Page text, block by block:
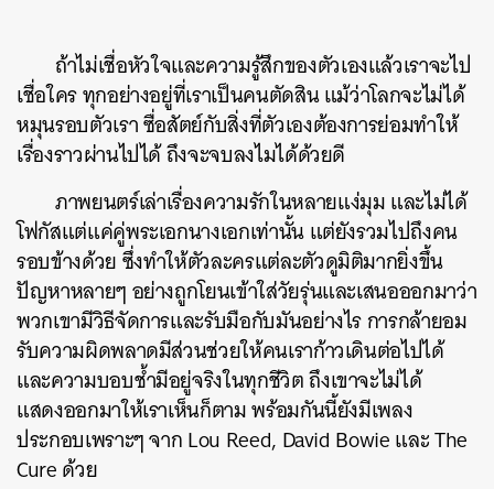
ถ้าไม่เชื่อหัวใจและความรู้สึกของตัวเองแล้วเราจะไป
เชื่อใคร ทุกอย่างอยู่ที่เราเป็นคนตัดสิน แม้ว่าโลกจะไม่ได้
หมุนรอบตัวเรา ซื่อสัตย์กับสิ่งที่ตัวเองต้องการย่อมทำให้
เรื่องราวผ่านไปได้ ถึงจะจบลงไมได้ด้วยดี
ภาพยนตร์เล่าเรื่องความรักในหลายแง่มุม และไม่ได้
โฟกัสแต่แค่คู่พระเอกนางเอกเท่านั้น แต่ยังรวมไปถึงคน
รอบข้างด้วย ซึ่งทำให้ตัวละครแต่ละตัวดูมิติมากยิ่งขึ้น
ปัญหาหลายๆ อย่างถูกโยนเข้าใส่วัยรุ่นและเสนอออกมาว่า
พวกเขามีวิธีจัดการและรับมือกับมันอย่างไร การกล้ายอม
รับความผิดพลาดมีส่วนช่วยให้คนเราก้าวเดินต่อไปได้
และความบอบช้ำมีอยู่จริงในทุกชีวิต ถึงเขาจะไม่ได้
แสดงออกมาให้เราเห็นก็ตาม พร้อมกันนี้ยังมีเพลง
ประกอบเพราะๆ จาก Lou Reed, David Bowie และ The
Cure ด้วย